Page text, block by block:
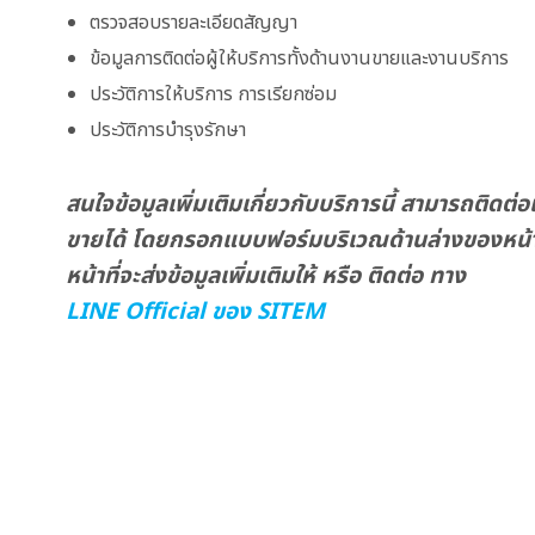
ตรวจสอบรายละเอียดสัญญา
ข้อมูลการติดต่อผู้ให้บริการทั้งด้านงานขายและงานบริการ
ประวัติการให้บริการ การเรียกซ่อม
ประวัติการบำรุงรักษา
สนใจข้อมูลเพิ่มเติมเกี่ยวกับบริการนี้ สามารถติดต่อ
ขายได้ โดยกรอกแบบฟอร์มบริเวณด้านล่างของหน้
หน้าที่จะส่งข้อมูลเพิ่มเติมให้ หรือ ติดต่อ ทาง
LINE Official ของ SITEM